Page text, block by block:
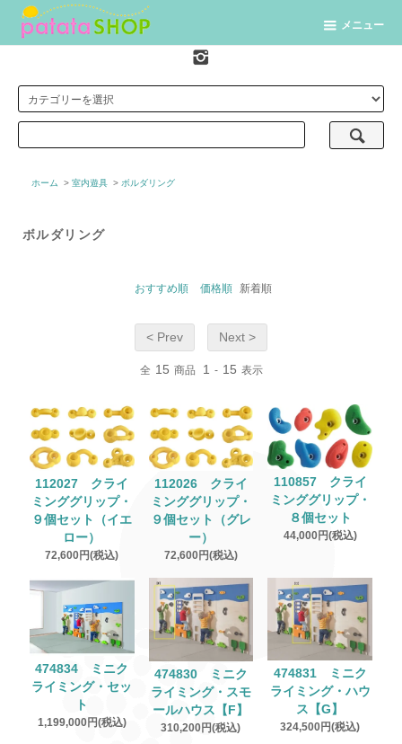
メニュー
ホーム > 室内遊具 > ボルダリング
ボルダリング
おすすめ順 価格順 新着順
< Prev Next >
全 15 商品 1 - 15 表示
112027 クライ
ミンググリップ・
９個セット（イエ
ロー）
72,600円(税込)
112026 クライ
ミンググリップ・
９個セット（グレ
ー）
72,600円(税込)
110857 クライ
ミンググリップ・
８個セット
44,000円(税込)
474834 ミニク
ライミング・セッ
ト
1,199,000円(税込)
474830 ミニク
ライミング・スモ
ールハウス【F】
310,200円(税込)
474831 ミニク
ライミング・ハウ
ス【G】
324,500円(税込)